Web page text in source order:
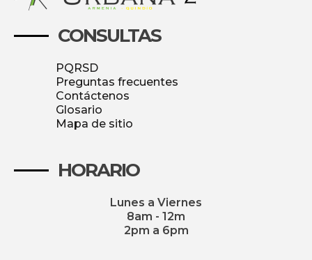
CONSULTAS
PQRSD
Preguntas frecuentes
Contáctenos
Glosario
Mapa de sitio
HORARIO
Lunes a Viernes
8am - 12m
2pm a 6pm